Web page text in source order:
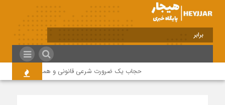
برابر با : Monday - 10 August - 2026
حجاب یک ضرورت شرعی قانونی و همه در این زمینه